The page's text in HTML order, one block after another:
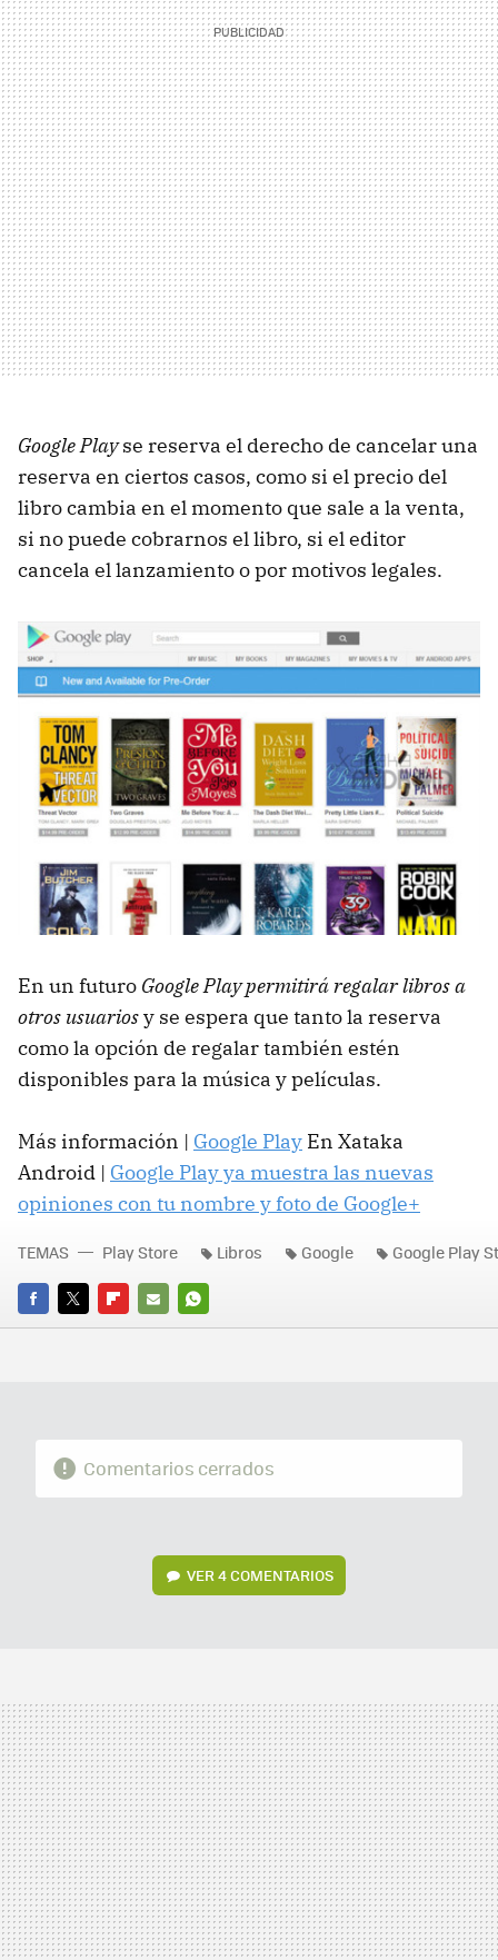
Google Playse reserva el derecho de cancelar una
reserva en ciertos casos, como si el precio del
libro cambia en el momento que sale a la venta,
si no puede cobrarnos el libro, si el editor
cancela el lanzamiento o por motivos legales.
En un futuro Google Play permitirá regalar libros a
otros usuariosy se espera que tanto la reserva
como la opción de regalar también estén
disponibles para la música y películas.
Más información | Google Play En Xataka
Android | Google Play ya muestra las nuevas
opiniones con tu nombre y foto de Google+
FACEBOOK
TWITTERFLIPBOARD
E-
WHATSAPP
TEMAS Play Store Libros Google Google Play
Comentarios cerrados
VER 4 COMENTARIOS